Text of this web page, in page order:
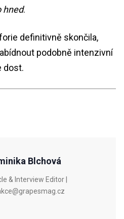
hned.
definitivně skončila,
podobně intenzivní
dost.
Blchová
& Interview Editor |